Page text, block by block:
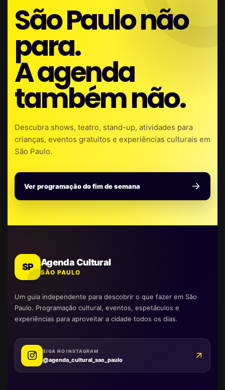
São Paulo não
para.
A agenda
também não.
Descubra shows, teatro, stand-up, atividades para
crianças, eventos gratuitos e experiências culturais em
São Paulo.
Ver programação do fim de semana
SP Agenda Cultural
SÃO PAULO
Um guia independente para descobrir o que fazer em São
Paulo. Programação cultural, eventos, espetáculos e
experiências para aproveitar a cidade todos os dias.
SIGA NO INSTAGRAM
@agenda_cultural_sao_paulo